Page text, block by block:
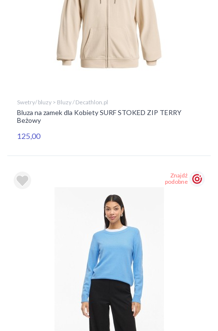
Swetry/ bluzy > Bluzy / Decathlon.pl
Bluza na zamek dla Kobiety SURF STOKED ZIP TERRY
Beżowy
125,00
Znajdź
podobne